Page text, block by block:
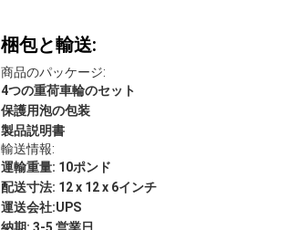
梱包と輸送:
商品のパッケージ:
4つの重荷車輪のセット
保護用泡の包装
製品説明書
輸送情報:
運輸重量: 10ポンド
配送寸法: 12 x 12 x 6インチ
運送会社:UPS